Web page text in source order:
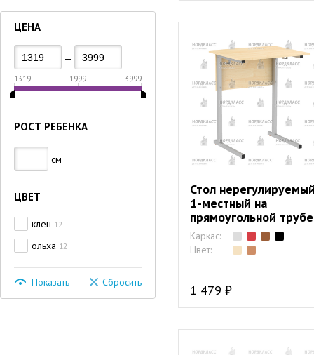
ЦЕНА
—
1319 1999 3999
РОСТ РЕБЕНКА
см
ЦВЕТ
клен 12
ольха 12
Показать Сбросить
Стол
1-местный на
прямоугольной трубе
Каркас:
Цвет:
1 479 ₽